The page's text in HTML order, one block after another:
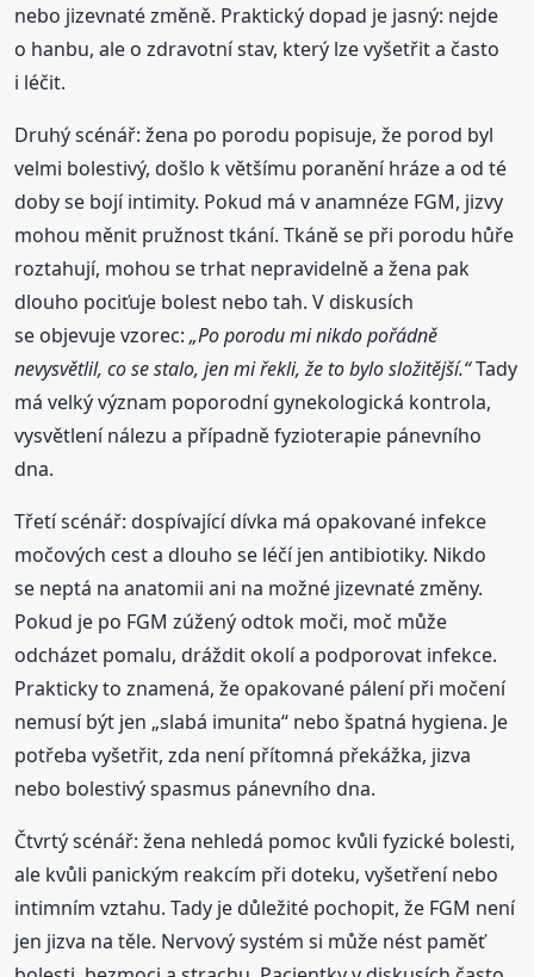
nebo jizevnaté změně. Praktický dopad je jasný: nejde
o hanbu, ale o zdravotní stav, který lze vyšetřit a často
i léčit.
Druhý scénář: žena po porodu popisuje, že porod byl
velmi bolestivý, došlo k většímu poranění hráze a od té
doby se bojí intimity. Pokud má v anamnéze FGM, jizvy
mohou měnit pružnost tkání. Tkáně se při porodu hůře
roztahují, mohou se trhat nepravidelně a žena pak
dlouho pociťuje bolest nebo tah. V diskusích
se objevuje vzorec:„Po porodu mi nikdo pořádně
nevysvětlil, co se stalo, jen mi řekli, že to bylo složitější.“Tady
má velký význam poporodní gynekologická kontrola,
vysvětlení nálezu a případně fyzioterapie pánevního
dna.
Třetí scénář: dospívající dívka má opakované infekce
močových cest a dlouho se léčí jen antibiotiky. Nikdo
se neptá na anatomii ani na možné jizevnaté změny.
Pokud je po FGM zúžený odtok moči, moč může
odcházet pomalu, dráždit okolí a podporovat infekce.
Prakticky to znamená, že opakované pálení při močení
nemusí být jen „slabá imunita“ nebo špatná hygiena. Je
potřeba vyšetřit, zda není přítomná překážka, jizva
nebo bolestivý spasmus pánevního dna.
Čtvrtý scénář: žena nehledá pomoc kvůli fyzické bolesti,
ale kvůli panickým reakcím při doteku, vyšetření nebo
intimním vztahu. Tady je důležité pochopit, že FGM není
jen jizva na těle. Nervový systém si může nést paměť